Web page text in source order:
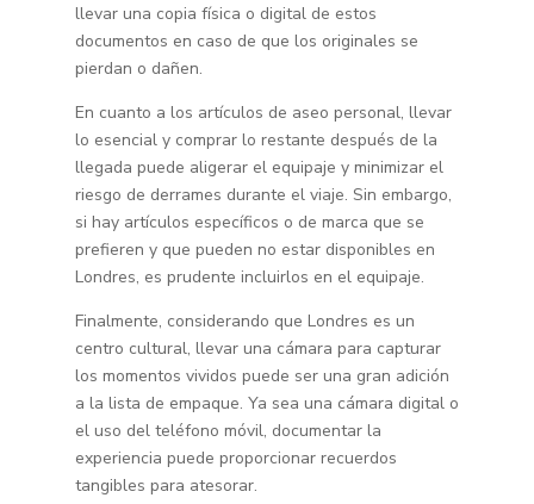
llevar una copia física o digital de estos
documentos en caso de que los originales se
pierdan o dañen.
En cuanto a los artículos de aseo personal, llevar
lo esencial y comprar lo restante después de la
llegada puede aligerar el equipaje y minimizar el
riesgo de derrames durante el viaje. Sin embargo,
si hay artículos específicos o de marca que se
prefieren y que pueden no estar disponibles en
Londres, es prudente incluirlos en el equipaje.
Finalmente, considerando que Londres es un
centro cultural, llevar una cámara para capturar
los momentos vividos puede ser una gran adición
a la lista de empaque. Ya sea una cámara digital o
el uso del teléfono móvil, documentar la
experiencia puede proporcionar recuerdos
tangibles para atesorar.